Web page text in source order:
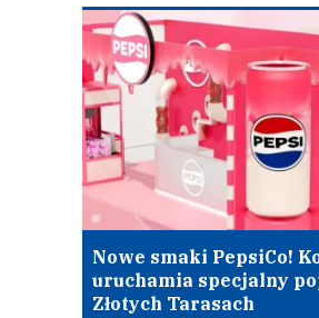
Nowe smaki PepsiCo!
uruchamia specjalny
Złotych Tarasach